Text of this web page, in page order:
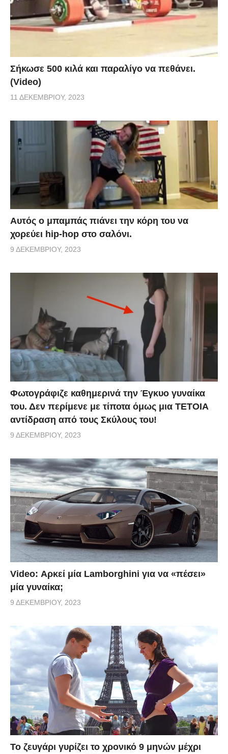
Σήκωσε 500 κιλά και παραλίγο να πεθάνει.
(Video)
11 ΔΕΚΕΜΒΡΊΟΥ, 2023
Αυτός ο μπαμπάς πιάνει την κόρη του να
χορεύει hip-hop στο σαλόνι.
9 ΔΕΚΕΜΒΡΊΟΥ, 2023
Φωτογράφιζε καθημερινά την Έγκυο γυναίκα
του. Δεν περίμενε με τίποτα όμως μια ΤΕΤΟΙΑ
αντίδραση από τους Σκύλους του!
9 ΔΕΚΕΜΒΡΊΟΥ, 2023
Video: Αρκεί μία Lamborghini για να «πέσει»
μία γυναίκα;
9 ΔΕΚΕΜΒΡΊΟΥ, 2023
Το ζευγάρι γυρίζει το χρονικό 9 μηνών μέχρι